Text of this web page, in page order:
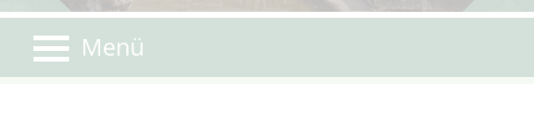
Menü